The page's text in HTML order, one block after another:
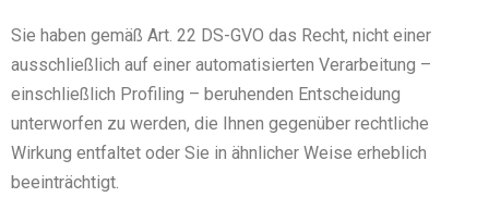
Sie haben gemäß Art. 22 DS-GVO das Recht, nicht einer
ausschließlich auf einer automatisierten Verarbeitung –
einschließlich Profiling – beruhenden Entscheidung
unterworfen zu werden, die Ihnen gegenüber rechtliche
Wirkung entfaltet oder Sie in ähnlicher Weise erheblich
beeinträchtigt.